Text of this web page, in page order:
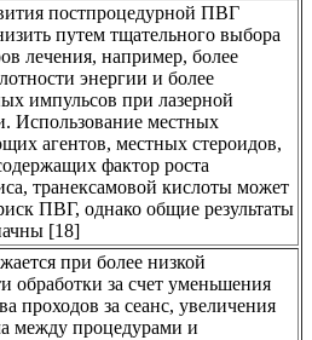
постпроцедурной ПВГ
путем тщательного выбора
лечения, например, более
энергии и более
импульсов при лазерной
Использование местных
агентов, местных стероидов,
фактор роста
транексамовой кислоты может
ПВГ, однако общие результаты
[18]
при более низкой
обработки за счет уменьшения
проходов за сеанс, увеличения
между процедурами и